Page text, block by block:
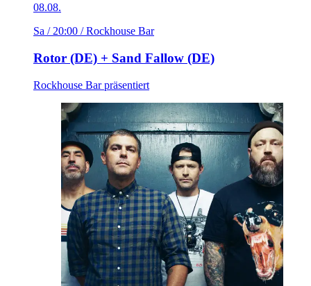
08.08.
Sa / 20:00 / Rockhouse Bar
Rotor (DE) + Sand Fallow (DE)
Rockhouse Bar präsentiert